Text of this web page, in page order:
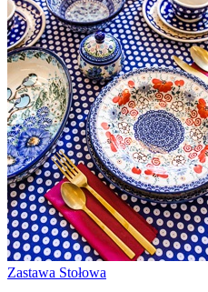
Zastawa Stołowa